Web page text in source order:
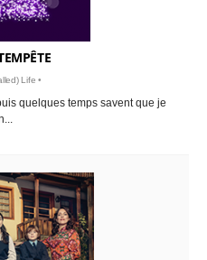
Life •
quelques temps savent que je